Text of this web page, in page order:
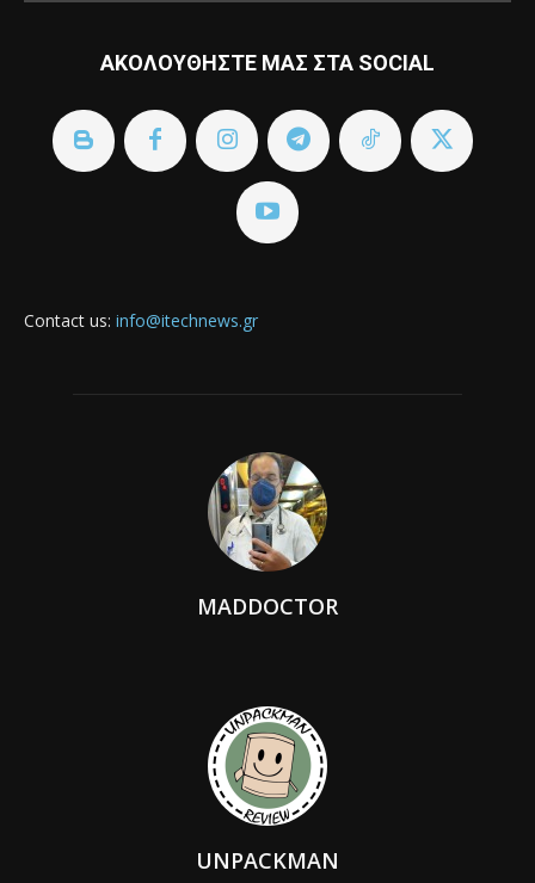
ΑΚΟΛΟΥΘΗΣΤΕ ΜΑΣ ΣΤΑ SOCIAL
Contact us: info@itechnews.gr
MADDOCTOR
UNPACKMAN